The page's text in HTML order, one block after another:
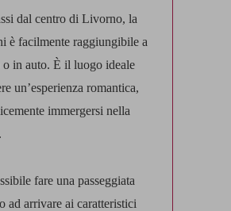
dal centro di Livorno, la
è facilmente raggiungibile a
in auto. È il luogo ideale
un’esperienza romantica,
immergersi nella
fare una passeggiata
ad arrivare ai caratteristici